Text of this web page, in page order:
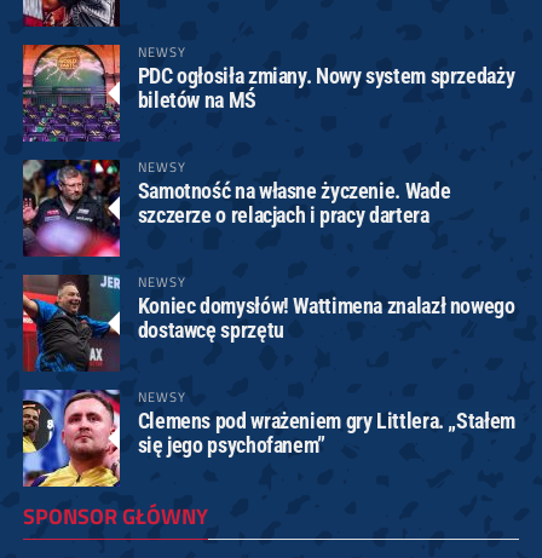
NEWSY
PDC ogłosiła zmiany. Nowy system sprzedaży
biletów na MŚ
NEWSY
Samotność na własne życzenie. Wade
szczerze o relacjach i pracy dartera
NEWSY
Koniec domysłów! Wattimena znalazł nowego
dostawcę sprzętu
NEWSY
Clemens pod wrażeniem gry Littlera. „Stałem
się jego psychofanem”
SPONSOR GŁÓWNY